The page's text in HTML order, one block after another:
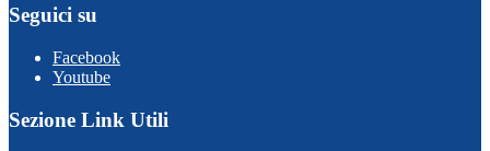
Seguici su
Facebook
Youtube
Sezione Link Utili